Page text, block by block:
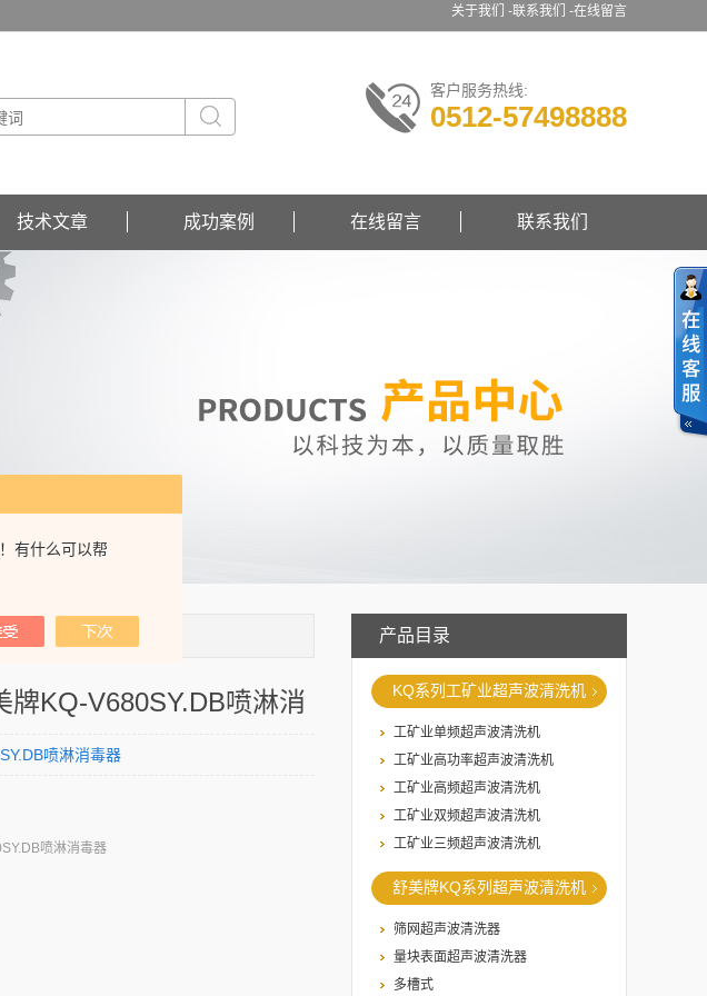
有什么可以帮
关于我们 -联系我们 -在线留言
客户服务热线:
0512-57498888
技术文章 成功案例 在线留言 联系我们
产品目录
KQ系列工矿业超声波清洗机
工矿业单频超声波清洗机
工矿业高功率超声波清洗机
工矿业高频超声波清洗机
工矿业双频超声波清洗机
工矿业三频超声波清洗机
舒美牌KQ系列超声波清洗机
筛网超声波清洗器
量块表面超声波清洗器
多槽式
牌KQ-V680SY.DB喷淋消
喷淋消毒器
喷淋消毒器